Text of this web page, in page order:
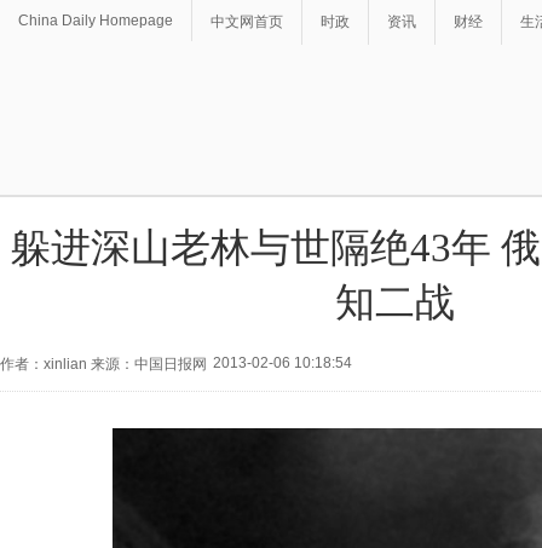
China Daily Homepage 中文网首页 时政 资讯 财经 生
躲进深山老林与世隔绝43年
知二战
作者：xinlian 来源：中国日报网 2013-02-06 10:18:54